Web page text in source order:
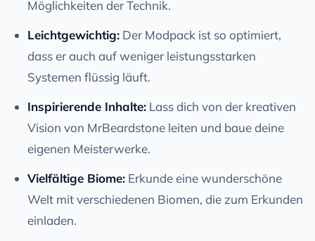
Möglichkeiten der Technik.
Leichtgewichtig: Der Modpack ist so optimiert,
dass er auch auf weniger leistungsstarken
Systemen flüssig läuft.
Inspirierende Inhalte: Lass dich von der kreativen
Vision von MrBeardstone leiten und baue deine
eigenen Meisterwerke.
Vielfältige Biome: Erkunde eine wunderschöne
Welt mit verschiedenen Biomen, die zum Erkunden
einladen.